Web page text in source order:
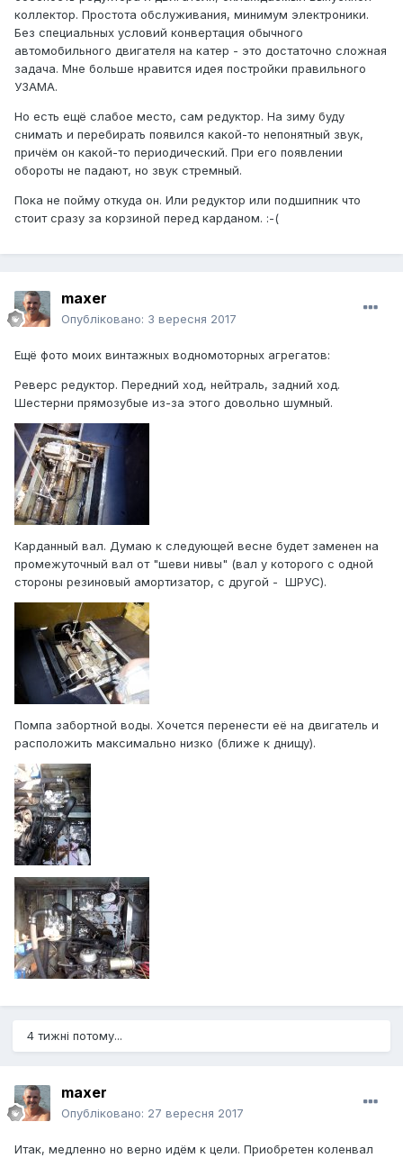
коллектор. Простота обслуживания, минимум электроники.
Без специальных условий конвертация обычного
автомобильного двигателя на катер - это достаточно сложная
задача. Мне больше нравится идея постройки правильного
УЗАМА.
Но есть ещё слабое место, сам редуктор. На зиму буду
снимать и перебирать появился какой-то непонятный звук,
причём он какой-то периодический. При его появлении
обороты не падают, но звук стремный.
Пока не пойму откуда он. Или редуктор или подшипник что
стоит сразу за корзиной перед карданом. :-(
maxer
Опубліковано: 3 вересня 2017
Ещё фото моих винтажных водномоторных агрегатов:
Реверс редуктор. Передний ход, нейтраль, задний ход.
Шестерни прямозубые из-за этого довольно шумный.
Карданный вал. Думаю к следующей весне будет заменен на
промежуточный вал от "шеви нивы" (вал у которого с одной
стороны резиновый амортизатор, с другой - ШРУС).
Помпа забортной воды. Хочется перенести её на двигатель и
расположить максимально низко (ближе к днищу).
4 тижні потому...
maxer
Опубліковано: 27 вересня 2017
Итак, медленно но верно идём к цели. Приобретен коленвал